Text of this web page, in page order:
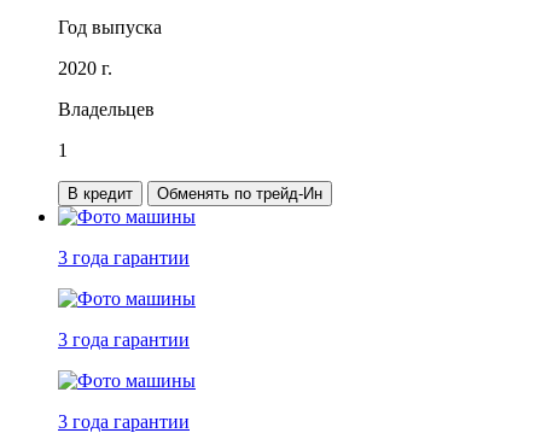
Год выпуска
2020 г.
Владельцев
1
В кредит Обменять по трейд-Ин
3 года гарантии
3 года гарантии
3 года гарантии